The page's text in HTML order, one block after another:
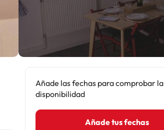
Añade las fechas para comprobar la
disponibilidad
Añade tus fechas